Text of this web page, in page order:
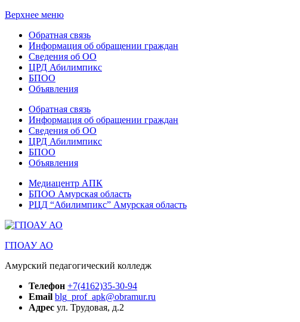
Верхнее меню
Обратная связь
Информация об обращении граждан
Сведения об ОО
ЦРД Абилимпикс
БПОО
Объявления
Обратная связь
Информация об обращении граждан
Сведения об ОО
ЦРД Абилимпикс
БПОО
Объявления
Медиацентр АПК
БПОО Амурская область
РЦД “Абилимпикс” Амурская область
ГПОАУ АО
Амурский педагогический колледж
Телефон +7(4162)35-30-94
Email blg_prof_apk@obramur.ru
Адрес ул. Трудовая, д.2